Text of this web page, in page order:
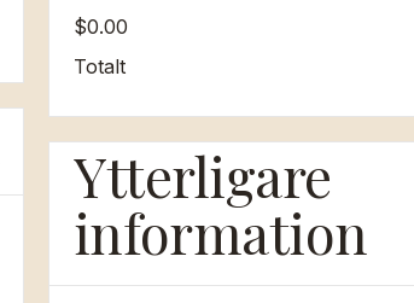
$0.00
Totalt
Ytterligare
information